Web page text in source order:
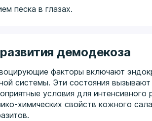
в глазах.
демодекоза
факторы включают
системы. Эти состояния
условия для
химических свойств кожного